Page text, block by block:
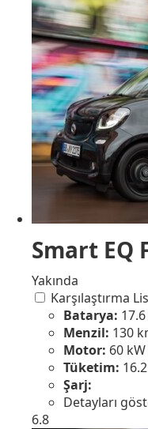
Smart EQ
Yakında
Karşılaştırma
Batarya:
Menzil: 130
Motor: 60
Tüketim:
Şarj:
Detayları
6.8